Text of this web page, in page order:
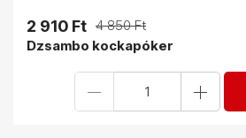
2 910 Ft 4 850 Ft
Dzsambo kockapóker